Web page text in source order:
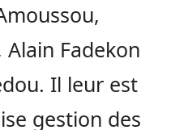
Fadekon
Il leur est
gestion des